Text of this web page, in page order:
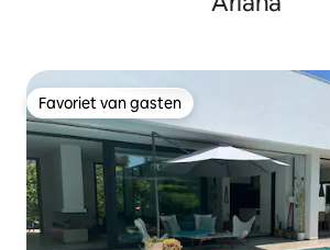
Favoriet van gasten
Favoriet van gasten